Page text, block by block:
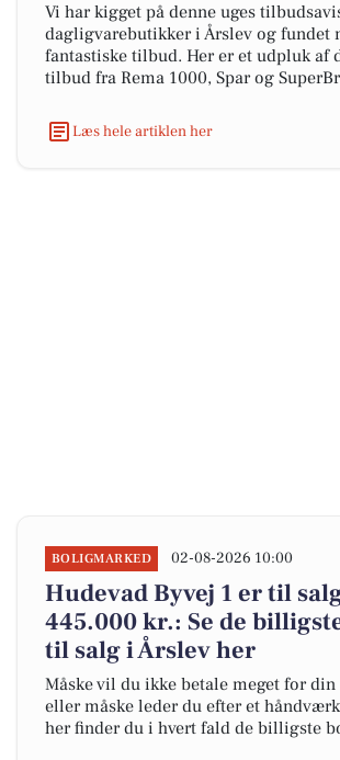
Vi har kigget på denne uges
dagligvarebutikker i Årslev og fundet
fantastiske tilbud. Her er et udpluk af
tilbud fra Rema 1000, Spar og
Læs hele artiklen her
BOLIGMARKED 02-08-2026 10:00
Hudevad Byvej 1 er til
445.000 kr.: Se de
til salg i Årslev her
Måske vil du ikke betale meget for
eller måske leder du efter et
her finder du i hvert fald de billigste